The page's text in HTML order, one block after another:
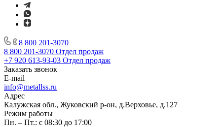
8 800 201-3070
8 800 201-3070 Отдел продаж
+7 920 613-93-03 Отдел продаж
Заказать звонок
E-mail
info@metallss.ru
Адрес
Калужская обл., Жуковский р-он, д.Верховье, д.127
Режим работы
Пн. – Пт.: с 08:30 до 17:00